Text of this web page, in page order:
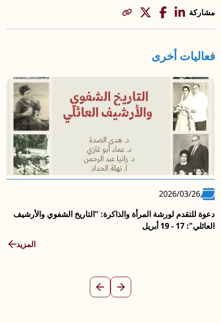
المرأة والذاكرة: "التاريخ الشفوي والأرشيف
نادي سينما